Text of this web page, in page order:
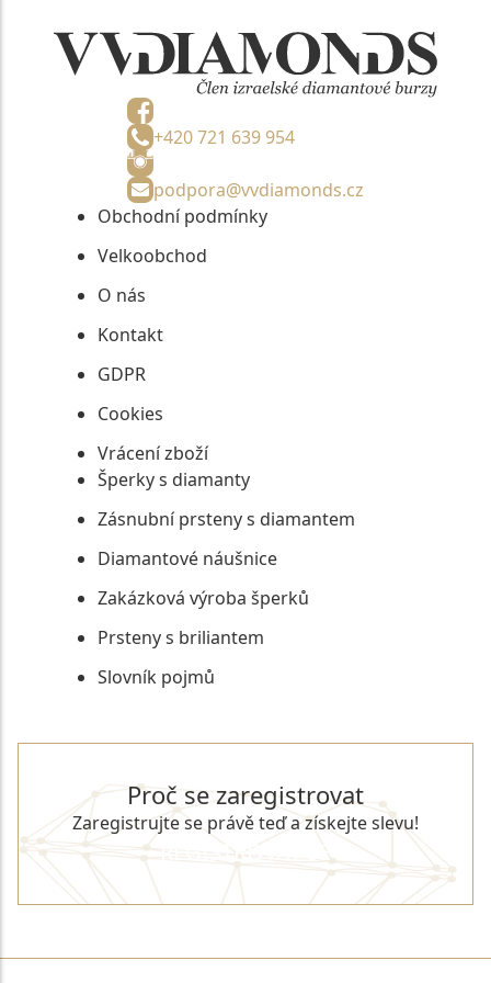
+420 721 639 954
podpora@vvdiamonds.cz
Obchodní podmínky
Velkoobchod
O nás
Kontakt
GDPR
Cookies
Vrácení zboží
Šperky s diamanty
Zásnubní prsteny s diamantem
Diamantové náušnice
Zakázková výroba šperků
Prsteny s briliantem
Slovník pojmů
Proč se zaregistrovat
Zaregistrujte se právě teď a získejte slevu!
REGISTROVAT SE